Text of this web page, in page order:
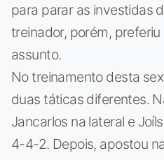
para parar as investidas
treinador, porém,
assunto.
No treinamento desta
duas táticas diferentes.
Jancarlos na lateral e
4-4-2. Depois, apostou